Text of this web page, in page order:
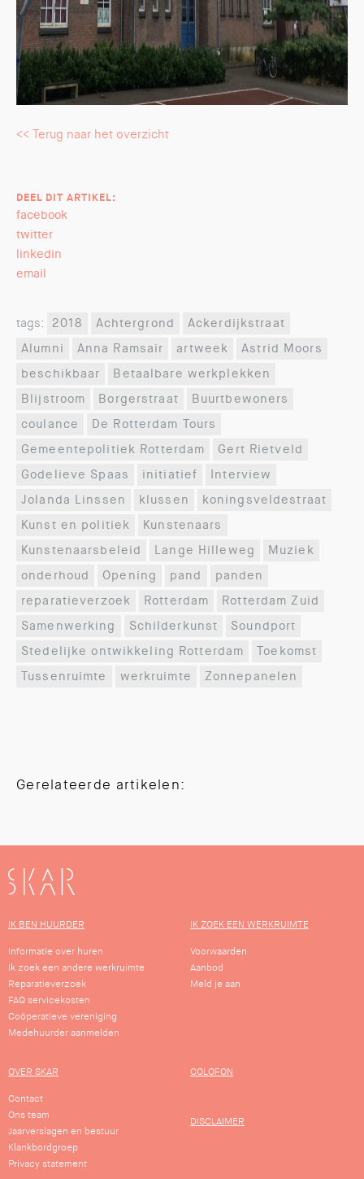
<< Terug naar het overzicht
DEEL DIT ARTIKEL:
facebook
twitter
linkedin
email
tags: 2018 Achtergrond
Ackerdijkstraat
Alumni
Anna Ramsair artweek
Astrid Moors
beschikbaar
Betaalbare werkplekken
Blijstroom
Borgerstraat
Buurtbewoners
coulance
De Rotterdam Tours
Gemeentepolitiek Rotterdam
Gert Rietveld
Godelieve Spaas
initiatief
Interview
Jolanda Linssen
klussen
koningsveldestraat
Kunst en politiek
Kunstenaars
Kunstenaarsbeleid
Lange Hilleweg
Muziek
onderhoud
Opening pand
panden
reparatieverzoek
Rotterdam
Rotterdam Zuid
Samenwerking
Schilderkunst
Soundport
Stedelijke ontwikkeling Rotterdam
Toekomst
Tussenruimte
werkruimte Zonnepanelen
Gerelateerde artikelen:
SKAR
IK BEN HUURDER
Informatie over huren
Ik zoek een andere werkruimte
Reparatieverzoek
FAQ servicekosten
Coöperatieve vereniging
Medehuurder aanmelden
IK ZOEK EEN WERKRUIMTE
Voorwaarden
Aanbod
Meld je aan
OVER SKAR
Contact
Ons team
Jaarverslagen en bestuur
Klankbordgroep
Privacy statement
COLOFON
DISCLAIMER